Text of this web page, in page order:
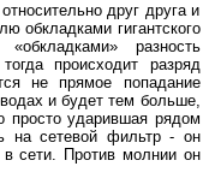
друг друга и
обкладками гигантского
разность
происходит разряд
не прямое попадание
и будет тем больше,
просто ударившая рядом
на сетевой фильтр - он
сети. Против молнии он